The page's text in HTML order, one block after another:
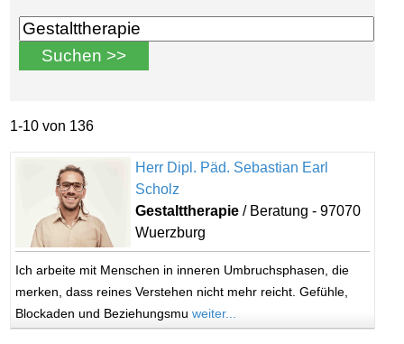
1-10 von 136
Herr Dipl. Päd. Sebastian Earl
Scholz
Gestalttherapie/ Beratung - 97070
Wuerzburg
Ich arbeite mit Menschen in inneren Umbruchsphasen, die
merken, dass reines Verstehen nicht mehr reicht. Gefühle,
Blockaden und Beziehungsmuweiter...